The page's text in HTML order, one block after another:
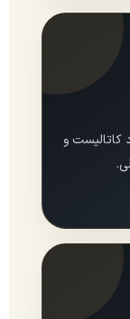
کاتالیست و